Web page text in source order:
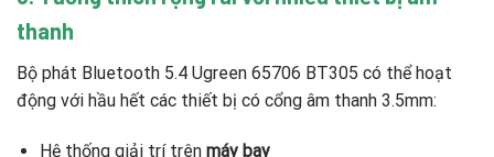
thanh
Bộ phát Bluetooth 5.4 Ugreen 65706 BT305 có thể hoạt
động với hầu hết các thiết bị có cổng âm thanh 3.5mm:
Hệ thống giải trí trên máy bay